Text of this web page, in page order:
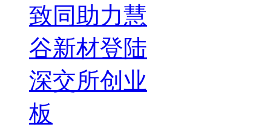
致同助力慧
谷新材登陆
深交所创业
板